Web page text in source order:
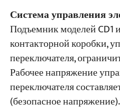
Система управления
Подъемник моделей CD1
контакторной коробки,
переключателя,
Рабочее напряжение
переключателя
(безопасное напряжение).